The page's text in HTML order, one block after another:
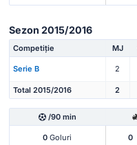
Sezon 2015/2016
Competiție MJ
Serie B 2
Total 2015/2016 2
/90 min
0 Goluri 0